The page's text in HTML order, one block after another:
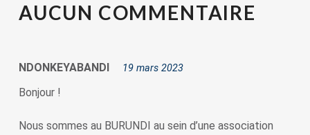
AUCUN COMMENTAIRE
NDONKEYABANDI 19 mars 2023
Bonjour !
Nous sommes au BURUNDI au sein d’une association